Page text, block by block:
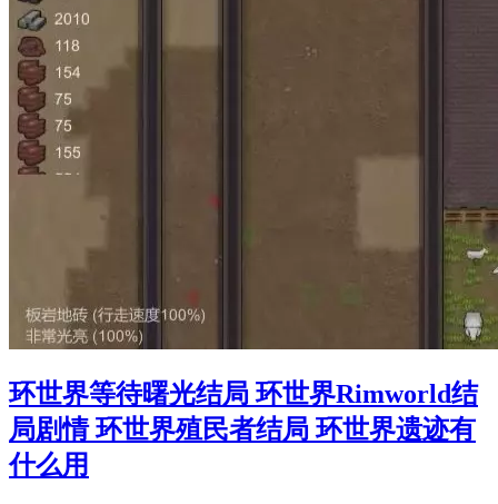
环世界等待曙光结局 环世界Rimworld结
局剧情 环世界殖民者结局 环世界遗迹有
什么用